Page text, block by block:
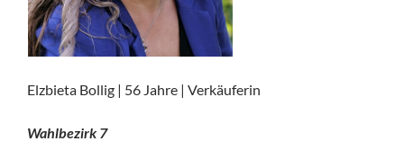
Elzbieta Bollig | 56 Jahre | Verkäuferin
Wahlbezirk 7